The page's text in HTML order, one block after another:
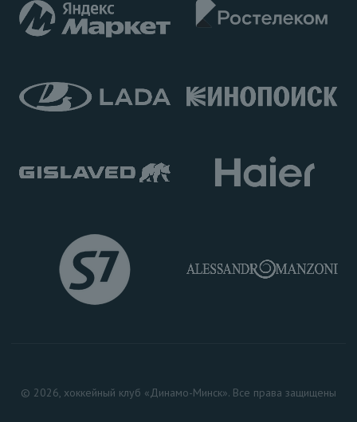
© 2026, хоккейный клуб «Динамо-Минск». Все права защищены